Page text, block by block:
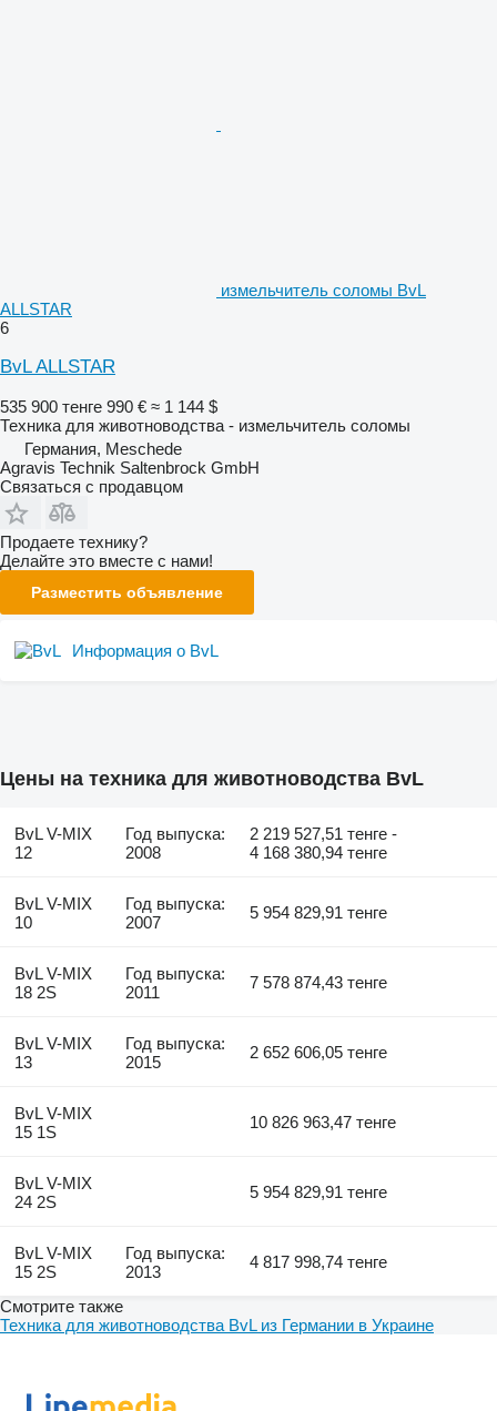
измельчитель соломы BvL
ALLSTAR
6
BvL ALLSTAR
535 900 тенге 990 € ≈ 1 144 $
Техника для животноводства - измельчитель соломы
Германия, Meschede
Agravis Technik Saltenbrock GmbH
Связаться с продавцом
Продаете технику?
Делайте это вместе с нами!
Разместить объявление
Информация о BvL
Цены на техника для животноводства BvL
BvL V-MIX
12
Год выпуска:
2008
2 219 527,51 тенге -
4 168 380,94 тенге
BvL V-MIX
10
Год выпуска:
2007
5 954 829,91 тенге
BvL V-MIX
18 2S
Год выпуска:
2011
7 578 874,43 тенге
BvL V-MIX
13
Год выпуска:
2015
2 652 606,05 тенге
BvL V-MIX
15 1S
10 826 963,47 тенге
BvL V-MIX
24 2S
5 954 829,91 тенге
BvL V-MIX
15 2S
Год выпуска:
2013
4 817 998,74 тенге
Смотрите также
Техника для животноводства BvL из Германии в Украине